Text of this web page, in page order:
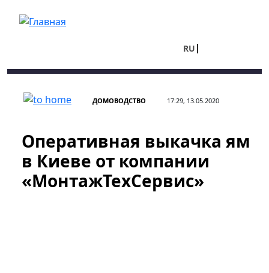
RU
ДОМОВОДСТВО 17:29, 13.05.2020
Оперативная выкачка ям
в Киеве от компании
«МонтажТехСервис»